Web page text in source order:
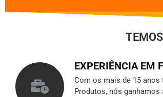
EXPERIÊNCIA EM
Com os mais de 15
Produtos, nós